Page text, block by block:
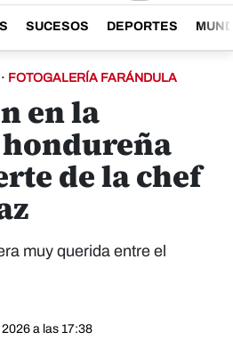
SUCESOS DEPORTES
· FOTOGALERÍA FARÁNDULA
en la
de la chef
muy querida entre el
a las 17:38